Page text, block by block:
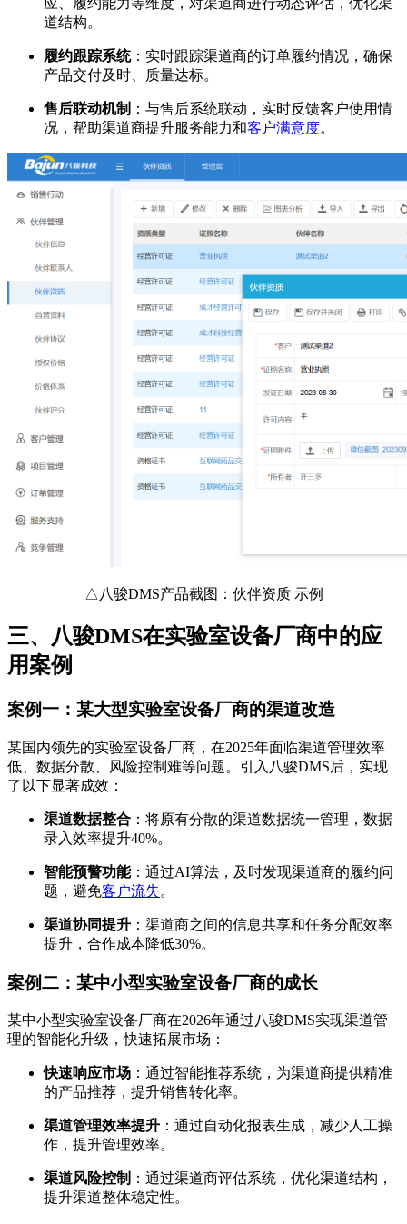
道结构。
履约跟踪系统：实时跟踪渠道商的订单履约情况，确保
产品交付及时、质量达标。
售后联动机制 ：与售后系统联动，实时反馈客户使用情
况，帮助渠道商提升服务能力和客户满意度。
△八骏DMS产品截图：伙伴资质 示例
三、八骏DMS在实验室设备厂商中的应
用案例
案例一：某大型实验室设备厂商的渠道改造
某国内领先的实验室设备厂商，在2025年面临渠道管理效率
低、数据分散、风险控制难等问题。引入八骏DMS后，实现
了以下显著成效：
渠道数据整合 ：将原有分散的渠道数据统一管理，数据
录入效率提升40%。
智能预警功能：通过AI算法，及时发现渠道商的履约问
题，避免客户流失。
渠道协同提升 ：渠道商之间的信息共享和任务分配效率
提升，合作成本降低30%。
案例二：某中小型实验室设备厂商的成长
某中小型实验室设备厂商在2026年通过八骏DMS实现渠道管
理的智能化升级，快速拓展市场：
快速响应市场 ：通过智能推荐系统，为渠道商提供精准
的产品推荐，提升销售转化率。
渠道管理效率提升 ：通过自动化报表生成，减少人工操
作，提升管理效率。
渠道风险控制 ：通过渠道商评估系统，优化渠道结构，
提升渠道整体稳定性。